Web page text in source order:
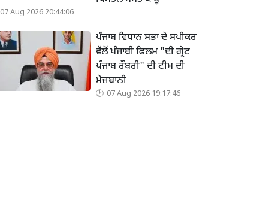
07 Aug 2026 20:44:06
ਪੰਜਾਬ ਵਿਧਾਨ ਸਭਾ ਦੇ ਸਪੀਕਰ
ਵੱਲੋਂ ਪੰਜਾਬੀ ਫਿਲਮ "ਦੀ ਗ੍ਰੇਟ
ਪੰਜਾਬ ਰੌਬਰੀ" ਦੀ ਟੀਮ ਦੀ
ਮੇਜ਼ਬਾਨੀ
07 Aug 2026 19:17:46